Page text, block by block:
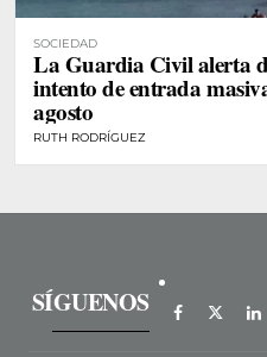
SOCIEDAD
La Guardia Civil alerta
intento de entrada
agosto
RUTH RODRÍGUEZ
SÍGUENOS